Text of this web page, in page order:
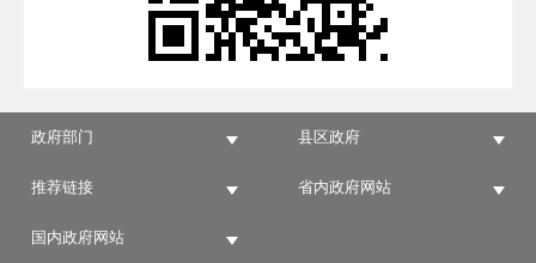
政府部门 县区政府
推荐链接 省内政府网站
国内政府网站